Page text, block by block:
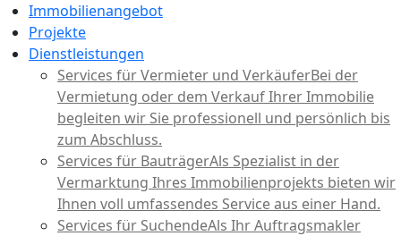
Immobilienangebot
Projekte
Dienstleistungen
Services für Vermieter und VerkäuferBei der
Vermietung oder dem Verkauf Ihrer Immobilie
begleiten wir Sie professionell und persönlich bis
zum Abschluss.
Services für BauträgerAls Spezialist in der
Vermarktung Ihres Immobilienprojekts bieten wir
Ihnen voll umfassendes Service aus einer Hand.
Services für SuchendeAls Ihr Auftragsmakler